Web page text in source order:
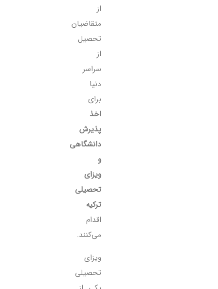
از
متقاضیان
تحصیل
از
سراسر
دنیا
برای
اخذ
پذیرش
دانشگاهی
و
ویزای
تحصیلی
ترکیه
اقدام
می‌کنند.
ویزای
تحصیلی